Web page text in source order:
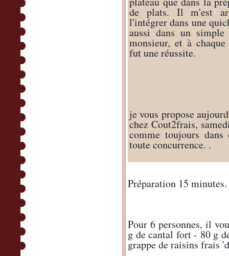
de plats. Il m'est
l'intégrer dans une
aussi dans un simple
monsieur, et à
fut une réussite.
je vous propose
chez Cout2frais,
comme toujours
toute concurrence. .
Préparation 15 minutes.
Pour 6 personnes, il
g de cantal fort - 80 g
grappe de raisins frais